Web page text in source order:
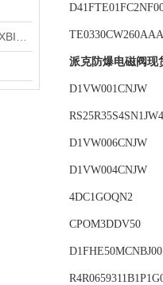
派克防爆电磁阀现
D1VW001CNJW
D1VW006CNJW
D1VW004CNJW
4DC1GOQN2
CPOM3DDV50
D1FHE50MCNBJ00